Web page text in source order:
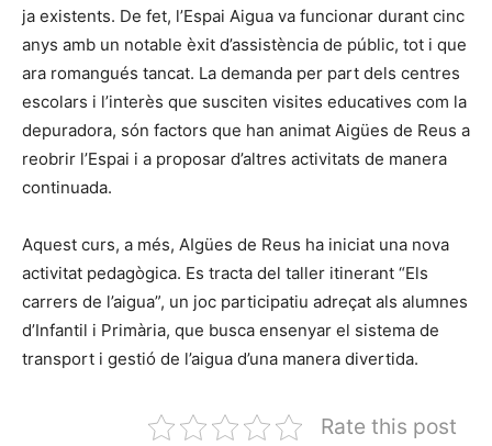
ja existents. De fet, l’Espai Aigua va funcionar durant cinc
anys amb un notable èxit d’assistència de públic, tot i que
ara romangués tancat. La demanda per part dels centres
escolars i l’interès que susciten visites educatives com la
depuradora, són factors que han animat Aigües de Reus a
reobrir l’Espai i a proposar d’altres activitats de manera
continuada.
Aquest curs, a més, AIgües de Reus ha iniciat una nova
activitat pedagògica. Es tracta del taller itinerant “Els
carrers de l’aigua”, un joc participatiu adreçat als alumnes
d’Infantil i Primària, que busca ensenyar el sistema de
transport i gestió de l’aigua d’una manera divertida.
Rate this post